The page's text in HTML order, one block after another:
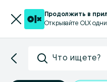
Продолжить в
Открывайте OLX
Что ищете?